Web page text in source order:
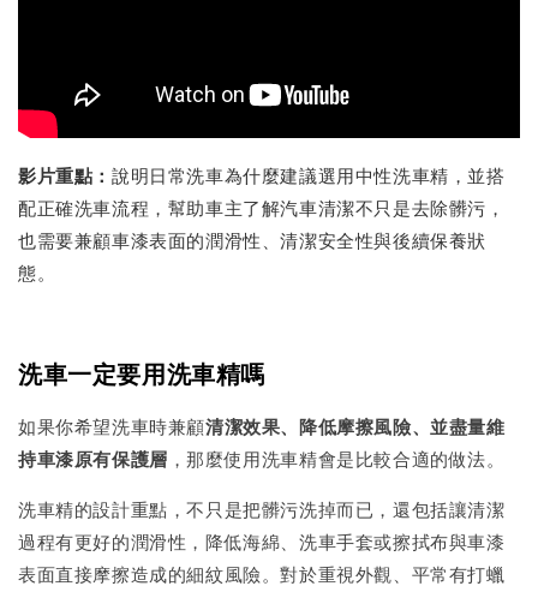
影片重點： 說明日常洗車為什麼建議選用中性洗車精，並搭
配正確洗車流程，幫助車主了解汽車清潔不只是去除髒污，
也需要兼顧車漆表面的潤滑性、清潔安全性與後續保養狀
態。
洗車一定要用洗車精嗎
如果你希望洗車時兼顧清潔效果、降低摩擦風險、並盡量維
持車漆原有保護層 ，那麼使用洗車精會是比較合適的做法。
洗車精的設計重點，不只是把髒污洗掉而已，還包括讓清潔
過程有更好的潤滑性，降低海綿、洗車手套或擦拭布與車漆
表面直接摩擦造成的細紋風險。對於重視外觀、平常有打蠟